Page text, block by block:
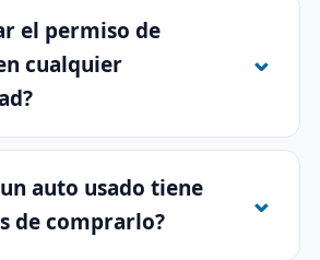
el permiso de
cualquier
auto usado tiene
de comprarlo?